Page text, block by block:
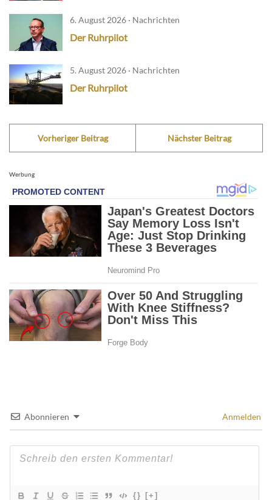
6. August 2026 · Nachrichten
Der Ruhrpilot
5. August 2026 · Nachrichten
Der Ruhrpilot
Vorheriger Beitrag Nächster Beitrag
Werbung
Abonnieren Anmelden
{} [+]